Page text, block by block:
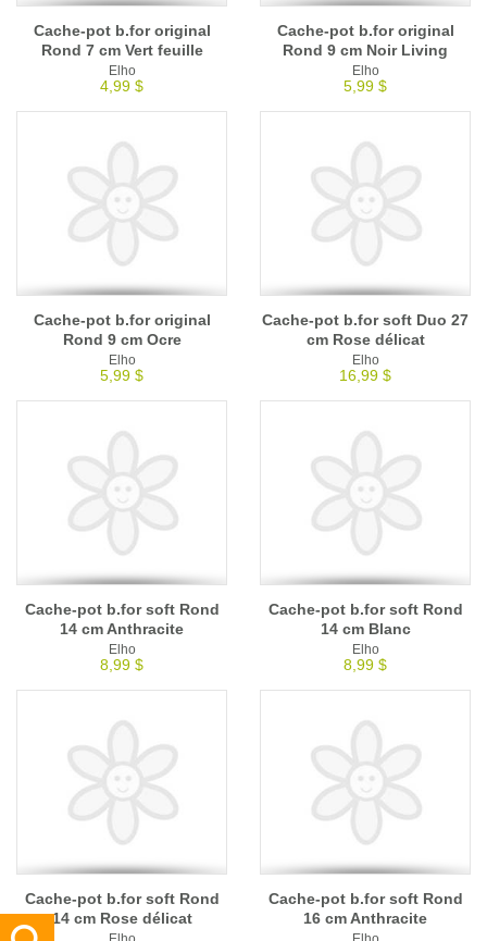
Cache-pot b.for original
Rond 7 cm Vert feuille
Elho
4,99 $
Cache-pot b.for original
Rond 9 cm Noir Living
Elho
5,99 $
Cache-pot b.for original
Rond 9 cm Ocre
Elho
5,99 $
Cache-pot b.for soft Duo 27
cm Rose délicat
Elho
16,99 $
Cache-pot b.for soft Rond
14 cm Anthracite
Elho
8,99 $
Cache-pot b.for soft Rond
14 cm Blanc
Elho
8,99 $
Cache-pot b.for soft Rond
14 cm Rose délicat
Cache-pot b.for soft Rond
16 cm Anthracite